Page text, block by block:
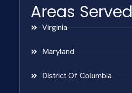
Areas Served
Virginia
Maryland
District Of Columbia